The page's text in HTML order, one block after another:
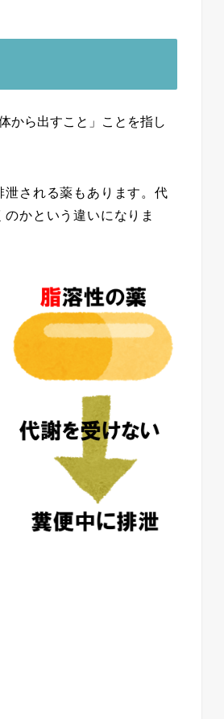
から出すこと」ことを指し
される薬もあります。代
かという違いになりま